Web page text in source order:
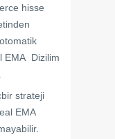
hisse
EMA Dizilim
strateji
EMA